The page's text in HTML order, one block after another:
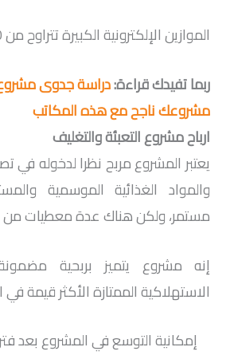
الموازين الإلكترونية الكبيرة تتراوح من 700 إلى 800 ليرة.
ربما تفيدك قراءة:دراسة جدوى
مشروعك ناجح مع هذه المكاتب
ارباح مشروع التعبئة والتغليف
يعتبر المشروع مربح نظرا لدخوله في
والمواد الغذائية الموسمية
مستمر، ولكن هناك عدة معطيات من
إنه مشروع يتميز بربحية
الاستهلاكية الممتازة الأكثر قيمة
إمكانية التوسع في المشروع بعد